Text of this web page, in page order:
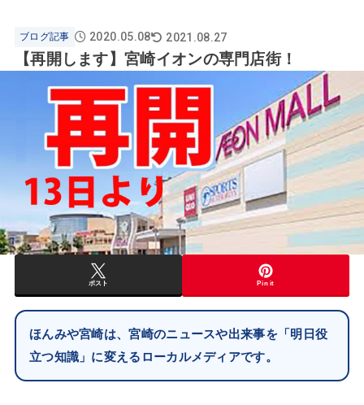
ブログ記事 2020.05.08 2021.08.27
【再開します】宮崎イオンの専門店街！
ポスト Pin it
ほんみや宮崎は、宮崎のニュースや出来事を「明日役
立つ知識」に変えるローカルメディアです。